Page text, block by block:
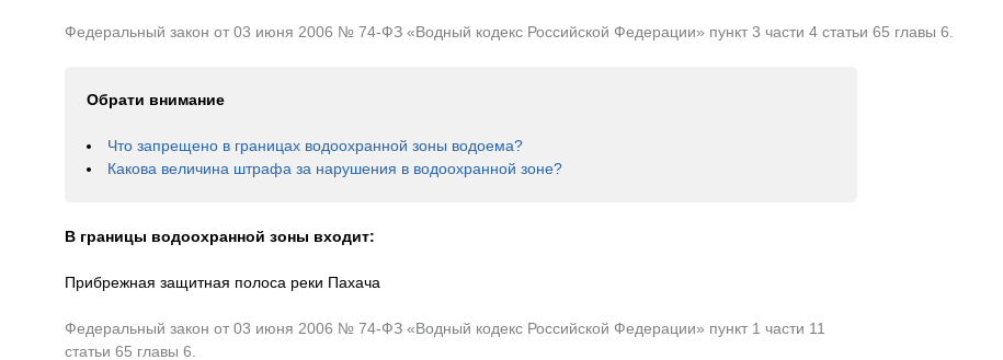
Федеральный закон от 03 июня 2006 № 74-ФЗ «Водный кодекс Российской Федерации» пункт 3 части 4 статьи 65 главы 6.
Обрати внимание
Что запрещено в границах водоохранной зоны водоема?
Какова величина штрафа за нарушения в водоохранной зоне?
В границы водоохранной зоны входит:
Прибрежная защитная полоса реки Пахача
Федеральный закон от 03 июня 2006 № 74-ФЗ «Водный кодекс Российской Федерации» пункт 1 части 11
статьи 65 главы 6.